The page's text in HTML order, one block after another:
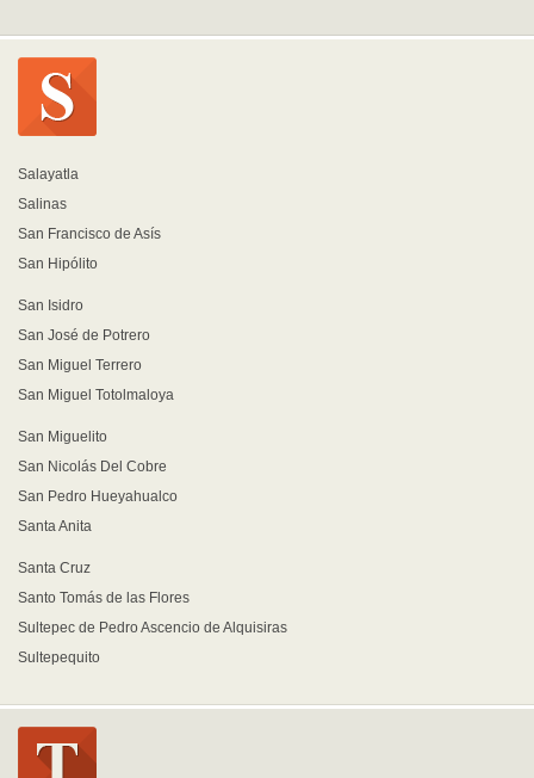
Salayatla
Salinas
San Francisco de Asís
San Hipólito
San Isidro
San José de Potrero
San Miguel Terrero
San Miguel Totolmaloya
San Miguelito
San Nicolás Del Cobre
San Pedro Hueyahualco
Santa Anita
Santa Cruz
Santo Tomás de las Flores
Sultepec de Pedro Ascencio de Alquisiras
Sultepequito